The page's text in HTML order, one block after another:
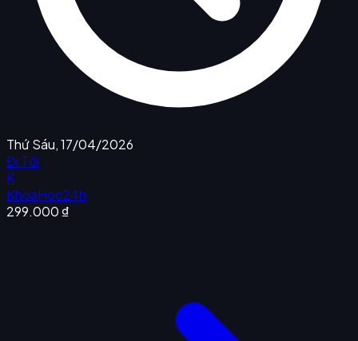
Thứ Sáu, 17/04/2026
Đi Tới
K
KhoaHoc24h
299.000 ₫